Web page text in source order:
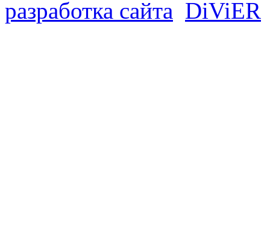
разработка сайта DiViER